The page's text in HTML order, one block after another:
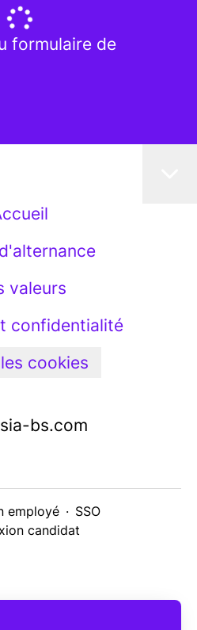
formulaire de
valeurs
confidentialité
cookies
bs.com
employé · SSO
candidat